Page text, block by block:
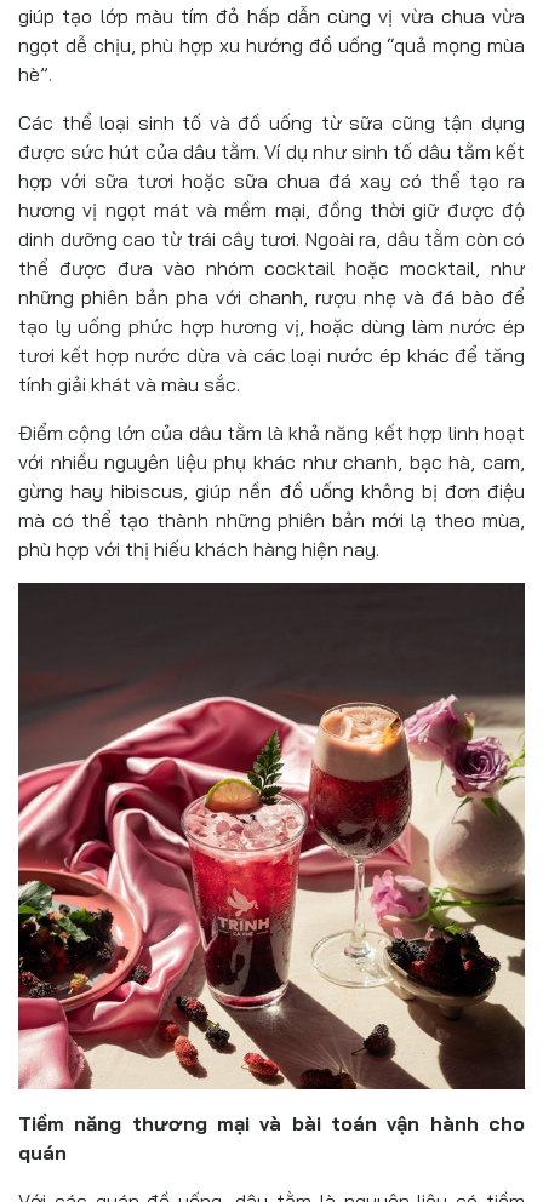
giúp tạo lớp màu tím đỏ hấp dẫn cùng vị vừa chua vừa
ngọt dễ chịu, phù hợp xu hướng đồ uống “quả mọng mùa
hè”.
Các thể loại sinh tố và đồ uống từ sữa cũng tận dụng
được sức hút của dâu tằm. Ví dụ như sinh tố dâu tằm kết
hợp với sữa tươi hoặc sữa chua đá xay có thể tạo ra
hương vị ngọt mát và mềm mại, đồng thời giữ được độ
dinh dưỡng cao từ trái cây tươi. Ngoài ra, dâu tằm còn có
thể được đưa vào nhóm cocktail hoặc mocktail, như
những phiên bản pha với chanh, rượu nhẹ và đá bào để
tạo ly uống phức hợp hương vị, hoặc dùng làm nước ép
tươi kết hợp nước dừa và các loại nước ép khác để tăng
tính giải khát và màu sắc.
Điểm cộng lớn của dâu tằm là khả năng kết hợp linh hoạt
với nhiều nguyên liệu phụ khác như chanh, bạc hà, cam,
gừng hay hibiscus, giúp nền đồ uống không bị đơn điệu
mà có thể tạo thành những phiên bản mới lạ theo mùa,
phù hợp với thị hiếu khách hàng hiện nay.
Tiềm năng thương mại và bài toán vận hành cho
quán